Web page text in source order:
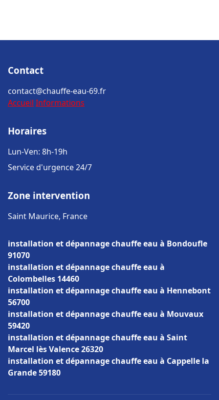
Contact
contact@chauffe-eau-69.fr
Accueil Informations
Horaires
Lun-Ven: 8h-19h
Service d'urgence 24/7
Zone intervention
Saint Maurice, France
installation et dépannage chauffe eau à Bondoufle
91070
installation et dépannage chauffe eau à
Colombelles 14460
installation et dépannage chauffe eau à Hennebont
56700
installation et dépannage chauffe eau à Mouvaux
59420
installation et dépannage chauffe eau à Saint
Marcel lès Valence 26320
installation et dépannage chauffe eau à Cappelle la
Grande 59180